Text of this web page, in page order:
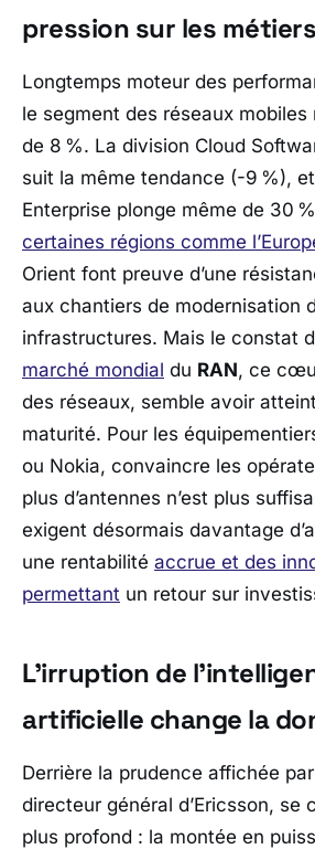
pression sur les
Longtemps moteur des
le segment des réseaux mobiles
de 8 %. La division Cloud
suit la même tendance (-9 %),
Enterprise plonge même de 30
certaines régions comme
Orient font preuve d’une
aux chantiers de modernisation
infrastructures. Mais le constat
marché mondial du RAN, ce
des réseaux, semble avoir
maturité. Pour les
ou Nokia, convaincre les
plus d’antennes n’est plus
exigent désormais davantage
une rentabilité accrue et des
permettant un retour sur
L’irruption de
artificielle change la
Derrière la prudence affichée
directeur général d’Ericsson, se
plus profond : la montée en